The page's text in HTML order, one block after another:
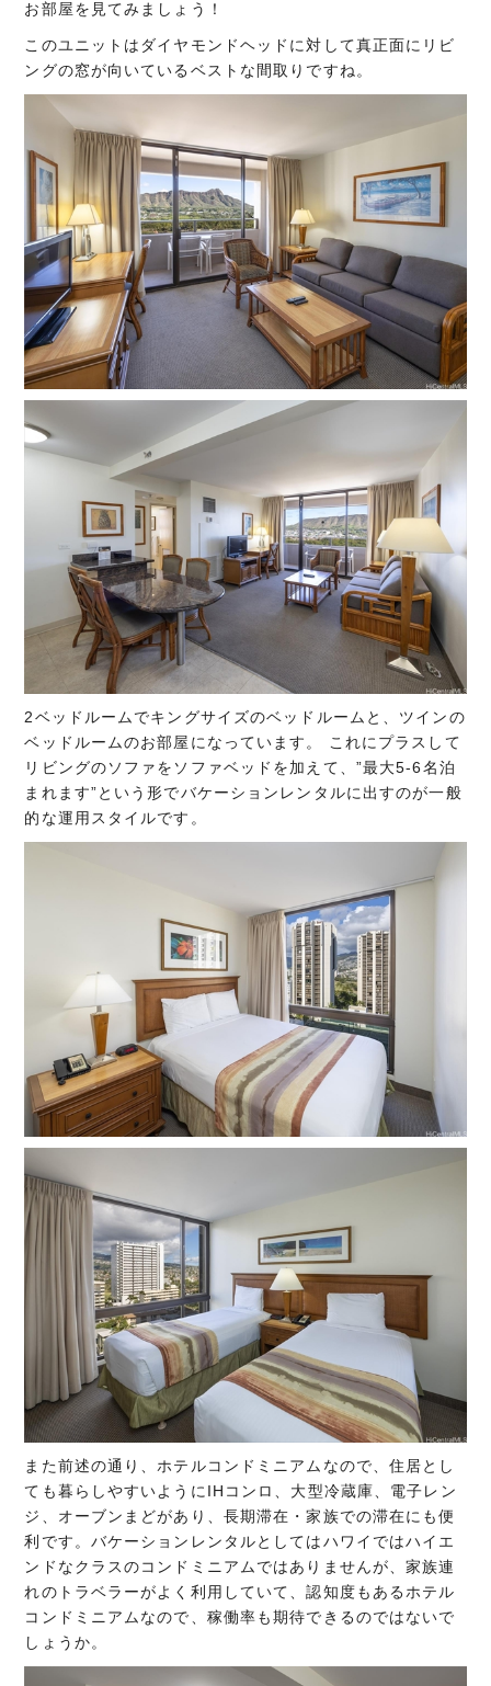
お部屋を見てみましょう！
このユニットはダイヤモンドヘッドに対して真正面にリビ
ングの窓が向いているベストな間取りですね。
2ベッドルームでキングサイズのベッドルームと、ツインの
ベッドルームのお部屋になっています。 これにプラスして
リビングのソファをソファベッドを加えて、”最大5-6名泊
まれます”という形でバケーションレンタルに出すのが一般
的な運用スタイルです。
また前述の通り、ホテルコンドミニアムなので、住居とし
ても暮らしやすいようにIHコンロ、大型冷蔵庫、電子レン
ジ、オーブンまどがあり、長期滞在・家族での滞在にも便
利です。バケーションレンタルとしてはハワイではハイエ
ンドなクラスのコンドミニアムではありませんが、家族連
れのトラベラーがよく利用していて、認知度もあるホテル
コンドミニアムなので、稼働率も期待できるのではないで
しょうか。